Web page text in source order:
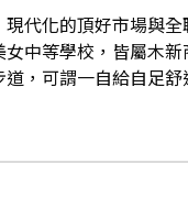
代化的頂好市場與
中等學校，皆屬木
，可謂一自給自足